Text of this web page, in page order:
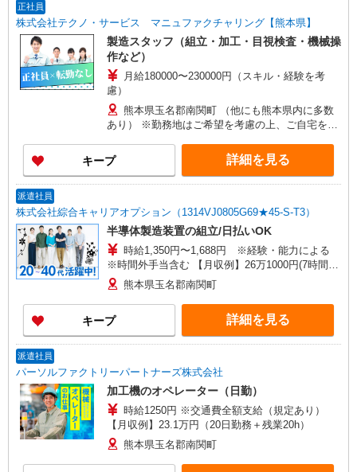
正社員
株式会社テクノ・サービス マニュファクチャリング【熊本県】
製造スタッフ（組立・加工・目視検査・機械操
作など）
月給180000〜230000円（スキル・経験を考
慮）
熊本県玉名郡南関町 （他にも熊本県内に多数
あり） ※勤務地はご希望を考慮の上、ご自宅を中
勤なし）
キープ 詳細を見る
派遣社員
株式会社綜合キャリアオプション（1314VJ0805G69★45-S-T3）
半導体製造装置の組立/日払いOK
時給1,350円〜1,688円 ※経験・能力による
※時間外手当含む 【月収例】26万1000円(7時間45
分×21日+残業手当) 交通費：既定支給
熊本県玉名郡南関町
キープ 詳細を見る
派遣社員
パーソルファクトリーパートナーズ株式会社
加工機のオペレーター（日勤）
時給1250円 ※交通費全額支給（規定あり）
【月収例】23.1万円（20日勤務＋残業20h）
熊本県玉名郡南関町